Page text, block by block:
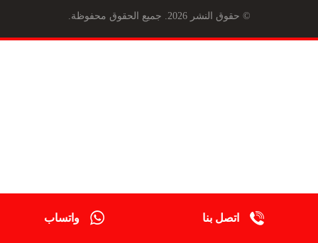
© حقوق النشر 2026. جميع الحقوق محفوظة.
اتصل بنا واتساب